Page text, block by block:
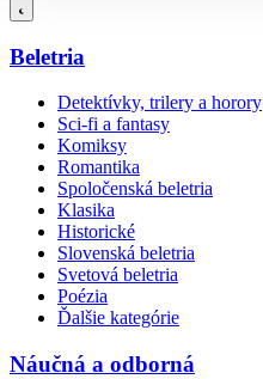
Beletria
Detektívky, trilery a horory
Sci-fi a fantasy
Komiksy
Romantika
Spoločenská beletria
Klasika
Historické
Slovenská beletria
Svetová beletria
Poézia
Ďalšie kategórie
Náučná a odborná